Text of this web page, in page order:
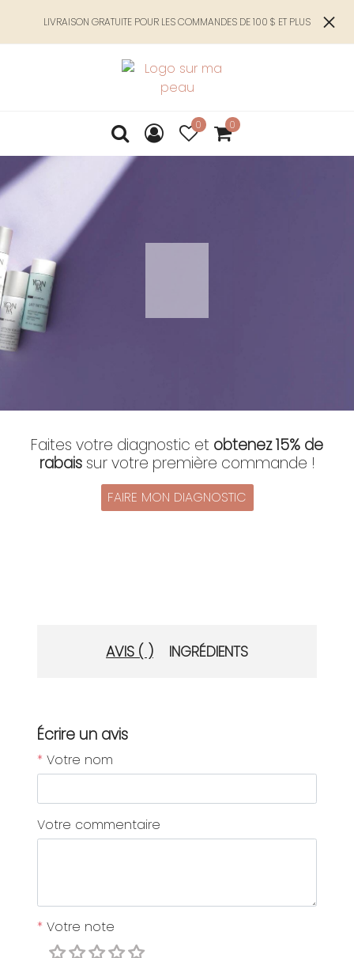
LIVRAISON GRATUITE POUR LES COMMANDES DE 100 $ ET PLUS
0 0
Faites votre diagnostic et obtenez 15% de
rabaissur votre première commande !
FAIRE MON DIAGNOSTIC
AVIS ( ) INGRÉDIENTS
Écrire un avis
* Votre nom
Votre commentaire
* Votre note